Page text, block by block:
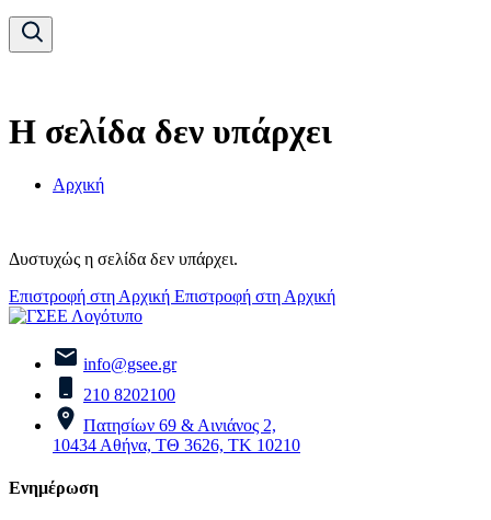
Η σελίδα δεν υπάρχει
Αρχική
Δυστυχώς η σελίδα δεν υπάρχει.
Επιστροφή στη Αρχική Επιστροφή στη Αρχική
info@gsee.gr
210 8202100
Πατησίων 69 & Αινιάνος 2,
10434 Αθήνα, ΤΘ 3626, ΤΚ 10210
Ενημέρωση